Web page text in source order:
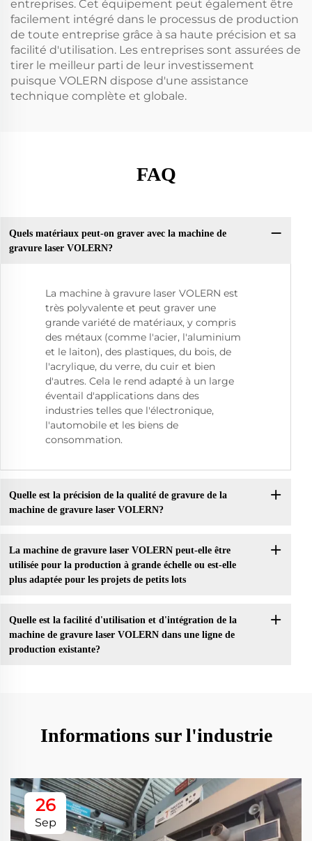
entreprises. Cet équipement peut également être
facilement intégré dans le processus de production
de toute entreprise grâce à sa haute précision et sa
facilité d'utilisation. Les entreprises sont assurées de
tirer le meilleur parti de leur investissement
puisque VOLERN dispose d'une assistance
technique complète et globale.
FAQ
Quels matériaux peut-on graver avec la machine de
gravure laser VOLERN?
La machine à gravure laser VOLERN est
très polyvalente et peut graver une
grande variété de matériaux, y compris
des métaux (comme l'acier, l'aluminium
et le laiton), des plastiques, du bois, de
l'acrylique, du verre, du cuir et bien
d'autres. Cela le rend adapté à un large
éventail d'applications dans des
industries telles que l'électronique,
l'automobile et les biens de
consommation.
Quelle est la précision de la qualité de gravure de la
machine de gravure laser VOLERN?
La machine de gravure laser VOLERN peut-elle être
utilisée pour la production à grande échelle ou est-elle
plus adaptée pour les projets de petits lots
Quelle est la facilité d'utilisation et d'intégration de la
machine de gravure laser VOLERN dans une ligne de
production existante?
Informations sur l'industrie
26
Sep